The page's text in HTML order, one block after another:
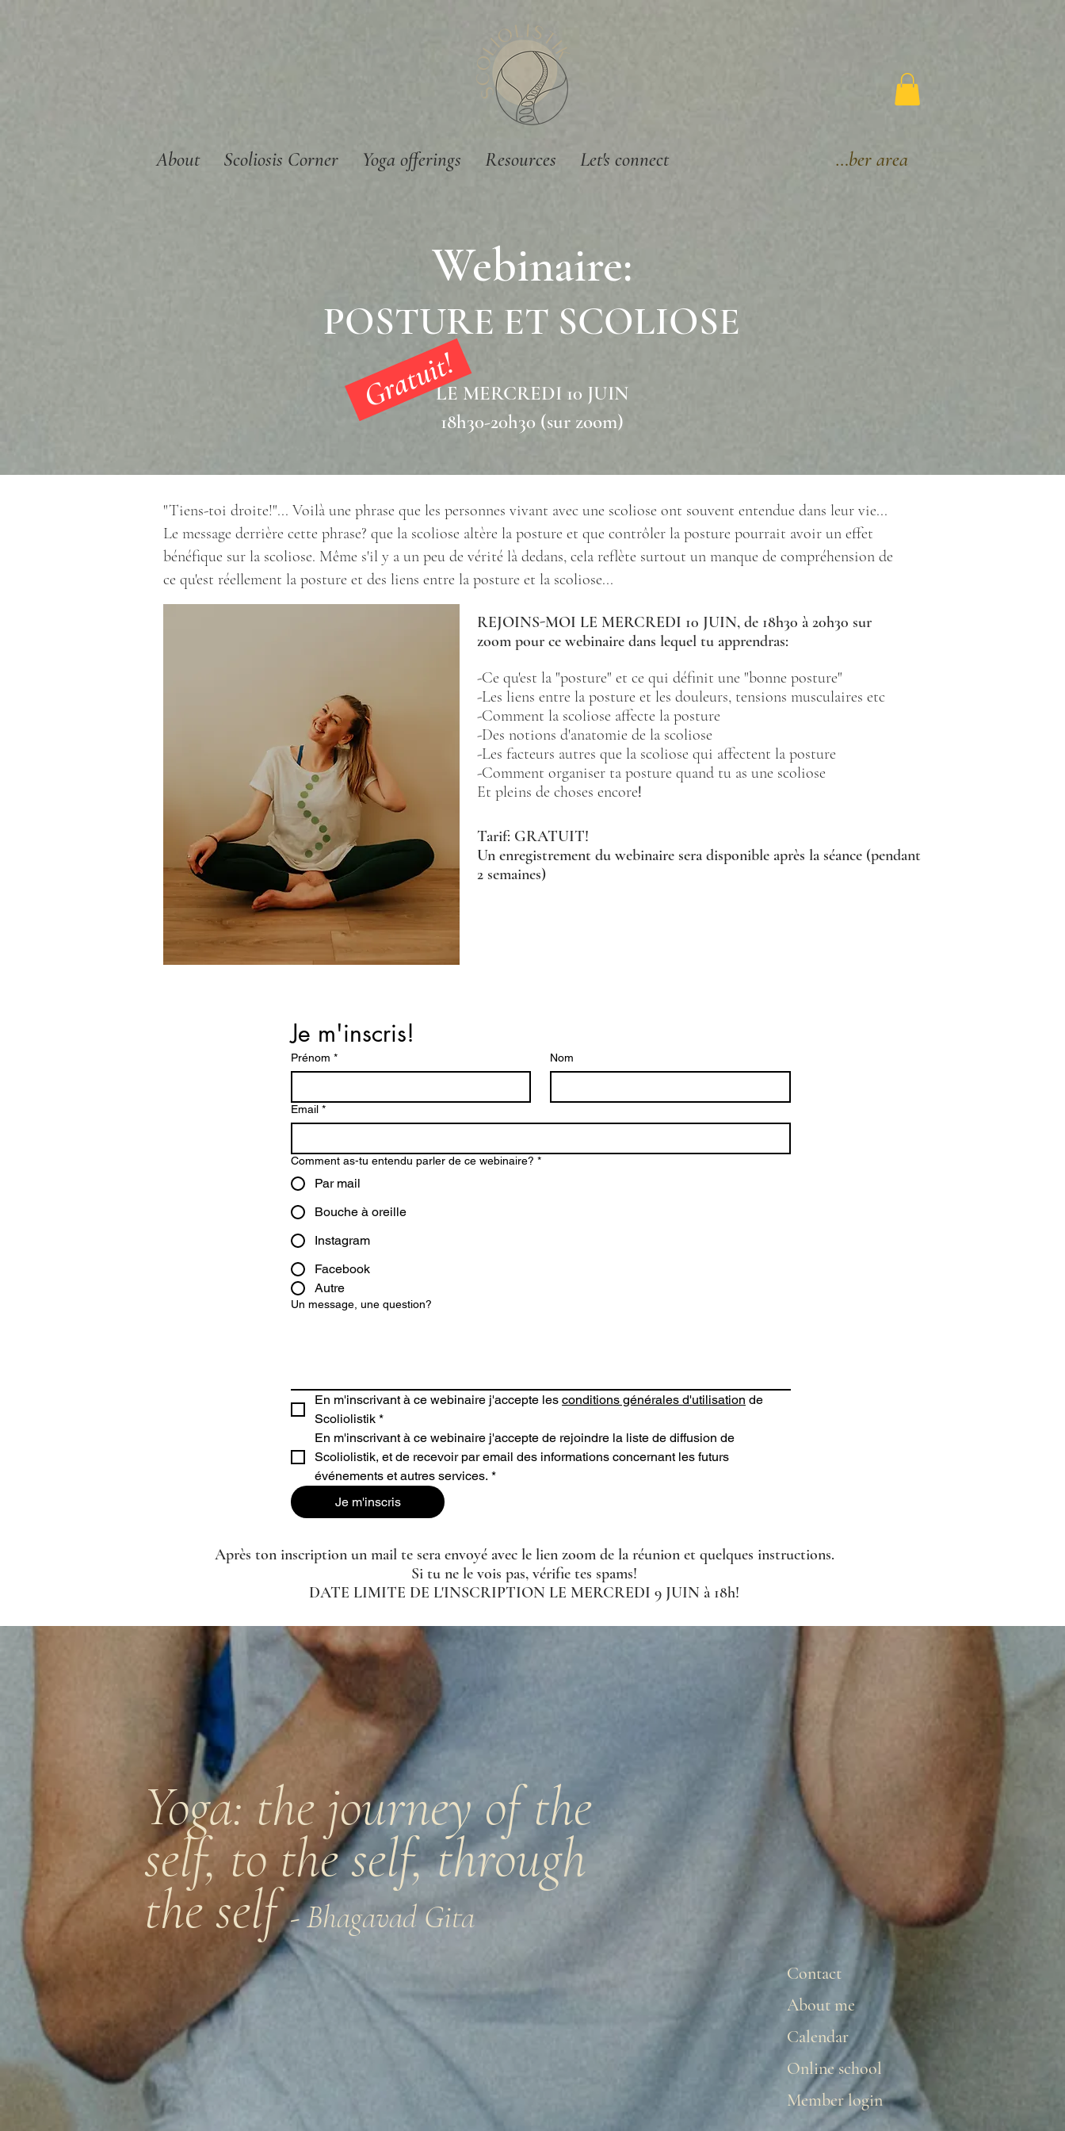
About Scoliosis Corner Yoga offerings Resources Let's connect Member area
Webinaire:
POSTURE ET SCOLIOSE
LE MERCREDI 10 JUIN
18h30-20h30 (sur zoom)
Gratuit!
"Tiens-toi droite!"... Voilà une phrase que les personnes vivant avec une scoliose ont souvent entendue dans leur vie...
Le message derrière cette phrase? que la scoliose altère la posture et que contrôler la posture pourrait avoir un effet
bénéfique sur la scoliose. Même s'il y a un peu de vérité là dedans, cela reflète surtout un manque de compréhension de
ce qu'est réellement la posture et des liens entre la posture et la scoliose...
REJOINS-MOI LE MERCREDI 10 JUIN, de 18h30 à 20h30 sur
zoom pour ce webinaire dans lequel tu apprendras:
-Ce qu'est la "posture" et ce qui définit une "bonne posture"
-Les liens entre la posture et les douleurs, tensions musculaires etc
-Comment la scoliose affecte la posture
-Des notions d'anatomie de la scoliose
-Les facteurs autres que la scoliose qui affectent la posture
-Comment organiser ta posture quand tu as une scoliose
Et pleins de choses encore​!
Tarif: GRATUIT!
Un enregistrement du webinaire sera disponible après la séance (pendant
2 semaines)
Je m'inscris!
Prénom * Nom
Email *
Comment as-tu entendu parler de ce webinaire? *
Par mail
Bouche à oreille
Instagram
Facebook
Autre
Un message, une question?
En m'inscrivant à ce webinaire j'accepte les conditions générales d'utilisation de
Scoliolistik *
En m'inscrivant à ce webinaire j'accepte de rejoindre la liste de diffusion de
Scoliolistik, et de recevoir par email des informations concernant les futurs
événements et autres services. *
Je m'inscris
Après ton inscription un mail te sera envoyé avec le lien zoom de la réunion et quelques instructions.
Si tu ne le vois pas, vérifie tes spams!
DATE LIMITE DE L'INSCRIPTION LE MERCREDI 9 JUIN à 18h!
Yoga: the journey of the
self, to the self, through
the self- Bhagavad Gita
Contact
About me
Calendar
Online school
Member login